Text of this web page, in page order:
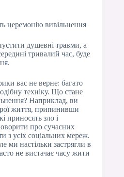
церемонію вивільнення
душевні травми, а
тривалий час, буде
вас не верне: багато
техніку. Що стане
Наприклад, ви
життя, припинивши
приносять зло і
про сучасних
з усіх соціальних мереж.
ми настільки застрягли в
не вистачає часу жити